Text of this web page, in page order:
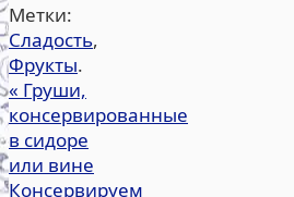
Метки:
Сладость,
Фрукты.
« Груши,
консервированные
в сидоре
или вине
Консервируем